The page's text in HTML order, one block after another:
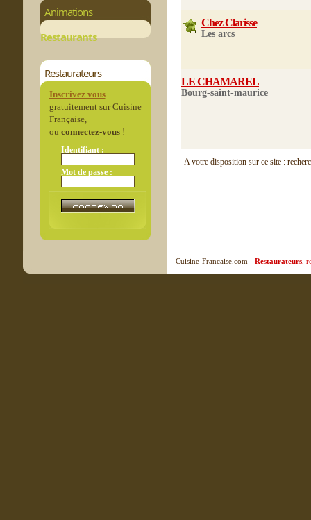
Animations
Restaurants
Restaurateurs
Inscrivez vous
gratuitement sur Cuisine
Française,
ou connectez-vous!
Identifiant :
Mot de passe :
Chez Clarisse
Les arcs
LE CHAMAREL
Bourg-saint-maurice
A votre disposition sur ce site :
Cuisine-Francaise.com - Restaurateurs ,